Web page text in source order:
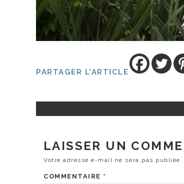
PARTAGER L'ARTICLE
LAISSER UN
Votre adresse e-mail ne sera pas publiée.
COMMENTAIRE *